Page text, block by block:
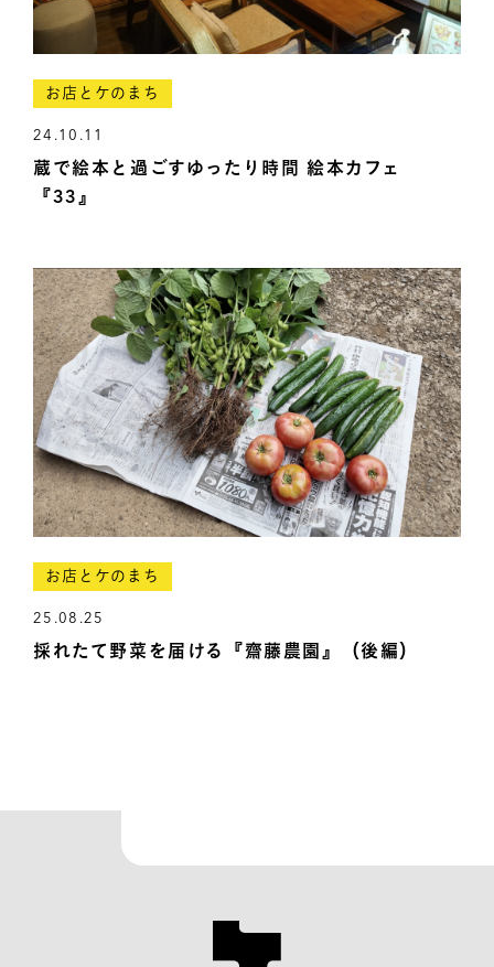
お店とケのまち
24.10.11
蔵で絵本と過ごすゆったり時間 絵本カフェ
『33』
お店とケのまち
25.08.25
採れたて野菜を届ける『齋藤農園』（後編）